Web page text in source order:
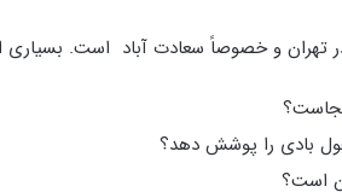
تهران و خصوصاً سعادت‌ آباد است. بسیاری
فول بادی را پوشش دهد؟